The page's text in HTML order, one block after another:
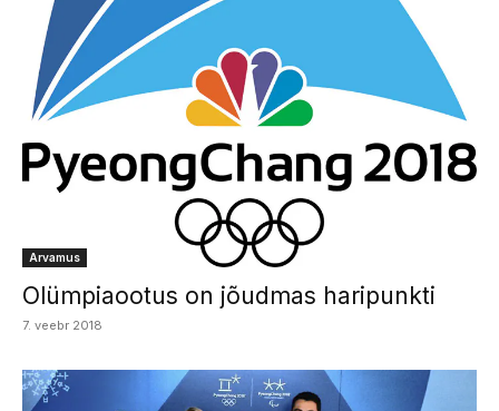
Arvamus
Olümpiaootus on jõudmas haripunkti
7. veebr 2018